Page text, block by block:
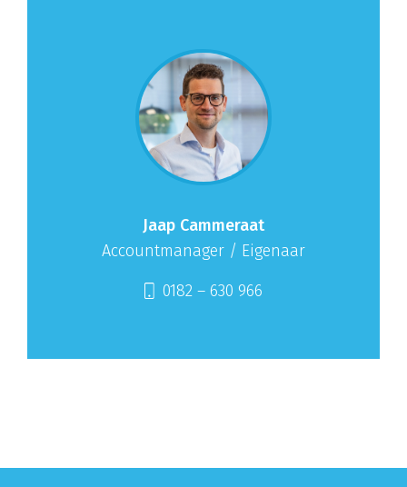
Jaap Cammeraat
Accountmanager / Eigenaar
0182 – 630 966